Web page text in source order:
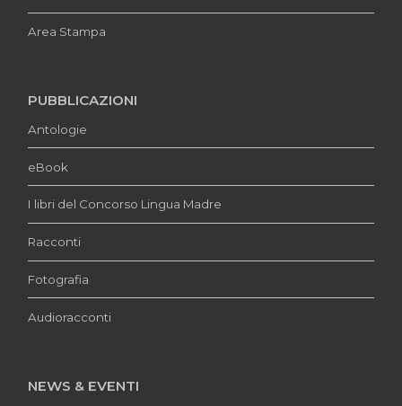
Area Stampa
PUBBLICAZIONI
Antologie
eBook
I libri del Concorso Lingua Madre
Racconti
Fotografia
Audioracconti
NEWS & EVENTI